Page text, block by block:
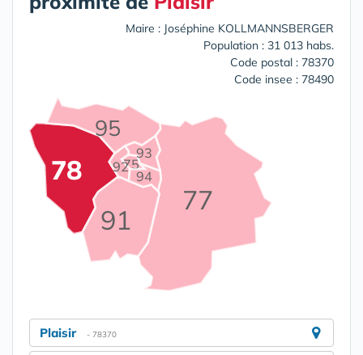
Maire : Joséphine KOLLMANNSBERGER
Population : 31 013 habs.
Code postal : 78370
Code insee : 78490
75
77
78
91
92
93
94
95
Plaisir - 78370